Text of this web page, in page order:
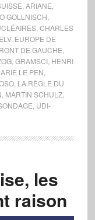
ARIANE
GOLLNISCH
, CHARLES
, EUROPE DE
DE GAUCHE
, GRAMSCI, HENRI
LE PEN
, LA RÈGLE DU
MARTIN SCHULZ,
UDI-
les
raison